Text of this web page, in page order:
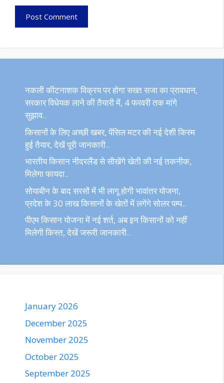
नकली कीटनाशक विक्रय पर होगा सख्त सजा का प्रावधान,
सरकार विधेयक लाने की तैयारी में, 4 फरवरी तक मांगे
सुझाव..
किसानों के लिए अच्छी खबर, पेंसिल मटर की नई देशी किस्म
हुई तैयार, देखें पूरी जानकारी..
भारतीय किसान नीदरलैंड से सीखेंगे खेती की नई तकनीक,
मिलेगा फायदा..
सोयाबीन के बाद सरसों में भी लागू होगी भावांतर योजना,
प्रदेश के 30 लाख किसानों के खेतों में लगेंगे सोलर पम्प..
पीएम किसान योजना में नई शर्त, अब इन किसानों को नहीं
मिलेगी किस्त, देखें जरूरी जानकारी..
January 2026
December 2025
November 2025
October 2025
September 2025